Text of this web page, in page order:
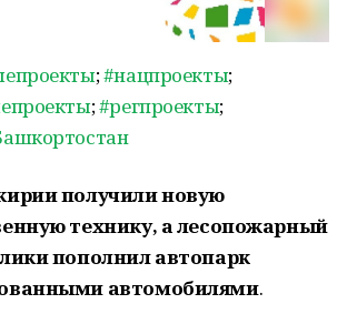
;#нацпроекты;
;#регпроекты;
получили новую
технику, а лесопожарный
пополнил автопарк
автомобилями.